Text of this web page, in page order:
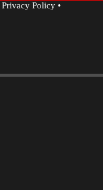
Privacy Policy•